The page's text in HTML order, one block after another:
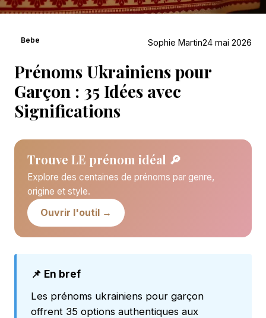
Bebe Sophie Martin24 mai 2026
Prénoms Ukrainiens pour
Garçon : 35 Idées avec
Significations
Trouve LE prénom idéal 🔎
Explore des centaines de prénoms par genre,
origine et style.
Ouvrir l'outil →
📌 En bref
Les prénoms ukrainiens pour garçon
offrent 35 options authentiques aux